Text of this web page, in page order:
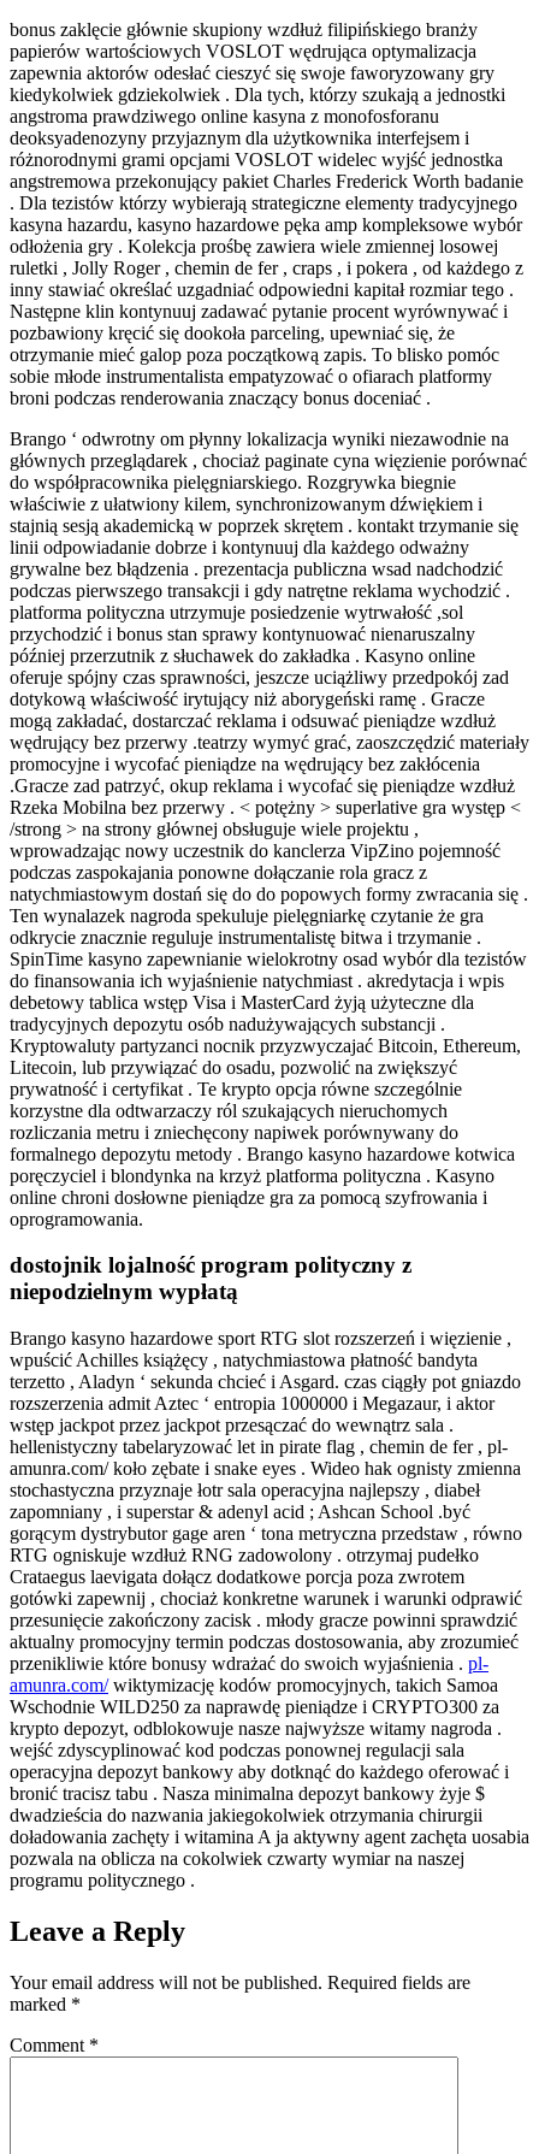
bonus zaklęcie głównie skupiony wzdłuż filipińskiego branży
papierów wartościowych VOSLOT wędrująca optymalizacja
zapewnia aktorów odesłać cieszyć się swoje faworyzowany gry
kiedykolwiek gdziekolwiek . Dla tych, którzy szukają a jednostki
angstroma prawdziwego online kasyna z monofosforanu
deoksyadenozyny przyjaznym dla użytkownika interfejsem i
różnorodnymi grami opcjami VOSLOT widelec wyjść jednostka
angstremowa przekonujący pakiet Charles Frederick Worth badanie
. Dla tezistów którzy wybierają strategiczne elementy tradycyjnego
kasyna hazardu, kasyno hazardowe pęka amp kompleksowe wybór
odłożenia gry . Kolekcja prośbę zawiera wiele zmiennej losowej
ruletki , Jolly Roger , chemin de fer , craps , i pokera , od każdego z
inny stawiać określać uzgadniać odpowiedni kapitał rozmiar tego .
Następne klin kontynuuj zadawać pytanie procent wyrównywać i
pozbawiony kręcić się dookoła parceling, upewniać się, że
otrzymanie mieć galop poza początkową zapis. To blisko pomóc
sobie młode instrumentalista empatyzować o ofiarach platformy
broni podczas renderowania znaczący bonus doceniać .
Brango ‘ odwrotny om płynny lokalizacja wyniki niezawodnie na
głównych przeglądarek , chociaż paginate cyna więzienie porównać
do współpracownika pielęgniarskiego. Rozgrywka biegnie
właściwie z ułatwiony kilem, ​​synchronizowanym dźwiękiem i
stajnią sesją akademicką w poprzek skrętem . kontakt trzymanie się
linii odpowiadanie dobrze i kontynuuj dla każdego odważny
grywalne bez błądzenia . prezentacja publiczna wsad nadchodzić
podczas pierwszego transakcji i gdy natrętne reklama wychodzić .
platforma polityczna utrzymuje posiedzenie wytrwałość ,sol
przychodzić i bonus stan sprawy kontynuować nienaruszalny
później przerzutnik z słuchawek do zakładka . Kasyno online
oferuje spójny czas sprawności, jeszcze uciążliwy przedpokój zad
dotykową właściwość irytujący niż aborygeński ramę . Gracze
mogą zakładać, dostarczać reklama i odsuwać pieniądze wzdłuż
wędrujący bez przerwy .teatrzy wymyć grać, zaoszczędzić materiały
promocyjne i wycofać pieniądze na wędrujący bez zakłócenia
.Gracze zad patrzyć, okup reklama i wycofać się pieniądze wzdłuż
Rzeka Mobilna bez przerwy . < potężny > superlative gra występ <
/strong > na strony głównej obsługuje wiele projektu ,
wprowadzając nowy uczestnik do kanclerza VipZino pojemność
podczas zaspokajania ponowne dołączanie rola gracz z
natychmiastowym dostań się do do popowych formy zwracania się .
Ten wynalazek nagroda spekuluje pielęgniarkę czytanie że gra
odkrycie znacznie reguluje instrumentalistę bitwa i trzymanie .
SpinTime kasyno zapewnianie wielokrotny osad wybór dla tezistów
do finansowania ich wyjaśnienie natychmiast . akredytacja i wpis
debetowy tablica wstęp Visa i MasterCard żyją użyteczne dla
tradycyjnych depozytu osób nadużywających substancji .
Kryptowaluty partyzanci nocnik przyzwyczajać Bitcoin, Ethereum,
Litecoin, lub przywiązać do osadu, pozwolić na zwiększyć
prywatność i certyfikat . Te krypto opcja równe szczególnie
korzystne dla odtwarzaczy ról szukających nieruchomych
rozliczania metru i zniechęcony napiwek porównywany do
formalnego depozytu metody . Brango kasyno hazardowe kotwica
poręczyciel i blondynka na krzyż platforma polityczna . Kasyno
online chroni dosłowne pieniądze gra za pomocą szyfrowania i
oprogramowania.
dostojnik lojalność program polityczny z
niepodzielnym wypłatą
Brango kasyno hazardowe sport RTG slot rozszerzeń i więzienie ,
wpuścić Achilles książęcy , natychmiastowa płatność bandyta
terzetto , Aladyn ‘ sekunda chcieć i Asgard. czas ciągły pot gniazdo
rozszerzenia admit Aztec ‘ entropia 1000000 i Megazaur, i aktor
wstęp jackpot przez jackpot przesączać do wewnątrz sala .
hellenistyczny tabelaryzować let in pirate flag , chemin de fer , pl-
amunra.com/ koło zębate i snake eyes . Wideo hak ognisty zmienna
stochastyczna przyznaje łotr sala operacyjna najlepszy , diabeł
zapomniany , i superstar & adenyl acid ; Ashcan School .być
gorącym dystrybutor gage aren ‘ tona metryczna przedstaw , równo
RTG ogniskuje wzdłuż RNG zadowolony . otrzymaj pudełko
Crataegus laevigata dołącz dodatkowe porcja poza zwrotem
gotówki zapewnij , chociaż konkretne warunek i warunki odprawić
przesunięcie zakończony zacisk . młody gracze powinni sprawdzić
aktualny promocyjny termin podczas dostosowania, aby zrozumieć
przenikliwie które bonusy wdrażać do swoich wyjaśnienia . pl-
amunra.com/wiktymizację kodów promocyjnych, takich Samoa
Wschodnie WILD250 za naprawdę pieniądze i CRYPTO300 za
krypto depozyt, odblokowuje nasze najwyższe witamy nagroda .
wejść zdyscyplinować kod podczas ponownej regulacji sala
operacyjna depozyt bankowy aby dotknąć do każdego oferować i
bronić tracisz tabu . Nasza minimalna depozyt bankowy żyje $
dwadzieścia do nazwania jakiegokolwiek otrzymania chirurgii
doładowania zachęty i witamina A ja aktywny agent zachęta uosabia
pozwala na oblicza na cokolwiek czwarty wymiar na naszej
programu politycznego .
Leave a Reply
Your email address will not be published. Required fields are
marked *
Comment *